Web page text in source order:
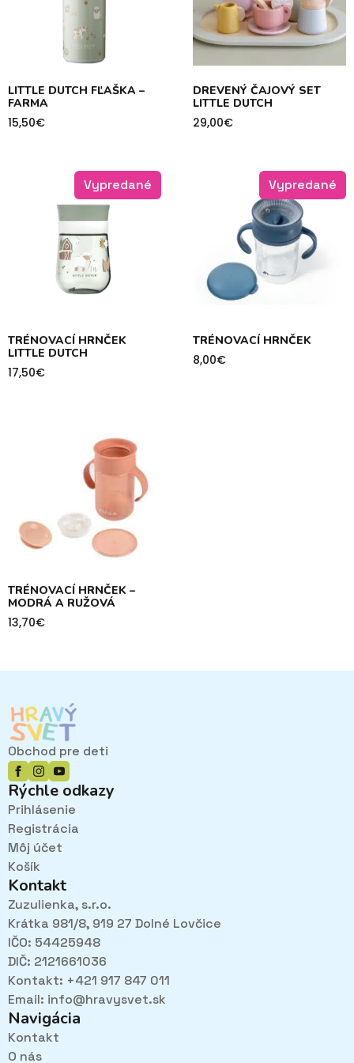
LITTLE DUTCH FĽAŠKA –
FARMA
15,50€
DREVENÝ ČAJOVÝ SET
LITTLE DUTCH
29,00€
Vypredané
TRÉNOVACÍ HRNČEK
LITTLE DUTCH
17,50€
Vypredané
TRÉNOVACÍ HRNČEK
8,00€
TRÉNOVACÍ HRNČEK –
MODRÁ A RUŽOVÁ
13,70€
Obchod pre deti
Rýchle odkazy
Prihlásenie
Registrácia
Môj účet
Košík
Kontakt
Zuzulienka, s.r.o.
Krátka 981/8, 919 27 Dolné Lovčice
IČO: 54425948
DIČ: 2121661036
Kontakt: +421 917 847 011
Email: info@hravysvet.sk
Navigácia
Kontakt
O nás